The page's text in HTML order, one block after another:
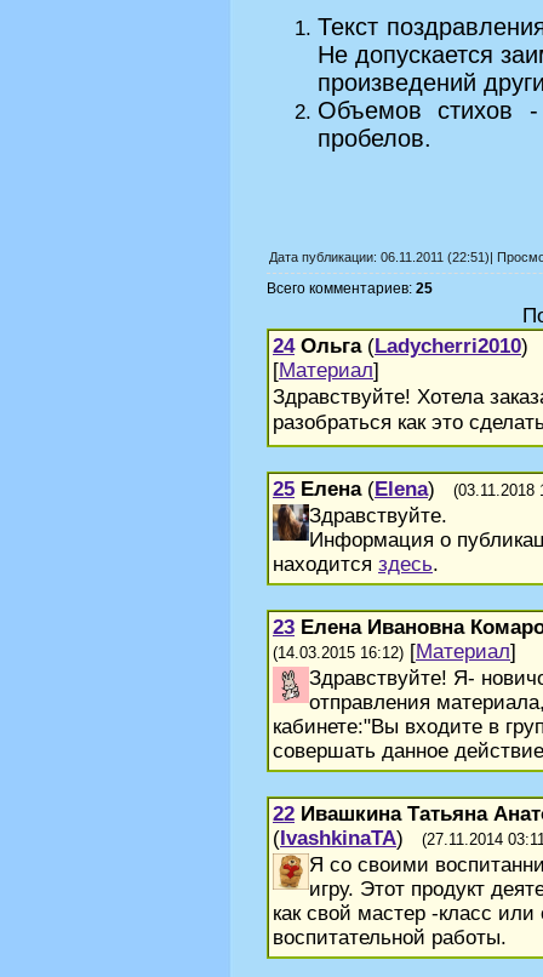
Текст
Не допускается
произведений
Объемов стихов
пробелов.
Дата публикации: 06.11.2011 (22:51)|
Всего комментариев: 25
24 Ольга(Ladycherri2010
[Материал]
Здравствуйте! Хотела
разобраться как это
25 Елена(Elena) (03.11.2018
Здравствуйте.
Информация о
находится здесь.
23 Елена Ивановна
(14.03.2015 16:12) [Материал]
Здравствуйте! Я-
отправления
кабинете:"Вы входите в
совершать данное
22 Ивашкина Татьяна
( IvashkinaTA) (27.11.2014
Я со своими
игру. Этот продукт
как свой мастер -класс
воспитательной работы.